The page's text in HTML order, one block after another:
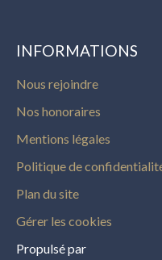
INFORMATIONS
Nous rejoindre
Nos honoraires
Mentions légales
Politique de
Plan du site
Gérer les cookies
Propulsé par